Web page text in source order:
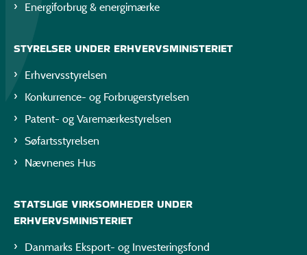
Energiforbrug & energimærke
STYRELSER UNDER ERHVERVSMINISTERIET
Erhvervsstyrelsen
Konkurrence- og Forbrugerstyrelsen
Patent- og Varemærkestyrelsen
Søfartsstyrelsen
Nævnenes Hus
STATSLIGE VIRKSOMHEDER UNDER
ERHVERVSMINISTERIET
Danmarks Eksport- og Investeringsfond